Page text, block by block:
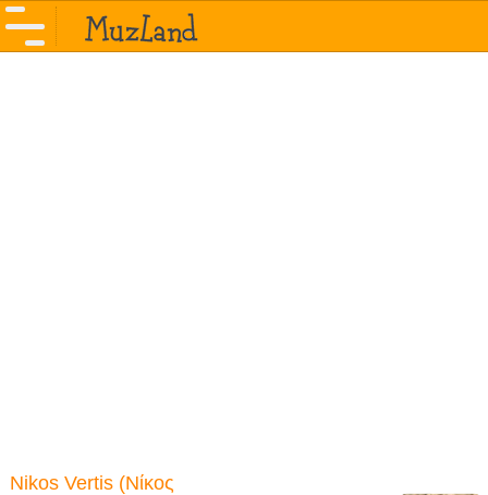
Nikos Vertis (Νίκος